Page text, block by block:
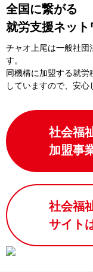
全国に繋がる
就労支援ネット
チャオ上尾は一般社団
す。
同機構に加盟する就
していますので、安⼼
社会福
加盟事
社会福
サイト